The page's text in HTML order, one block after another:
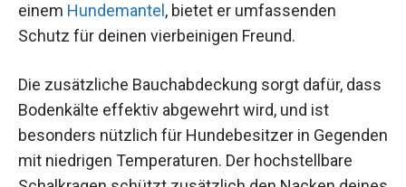
einem Hundemantel , bietet er umfassenden
Schutz für deinen vierbeinigen Freund.
Die zusätzliche Bauchabdeckung sorgt dafür, dass
Bodenkälte effektiv abgewehrt wird, und ist
besonders nützlich für Hundebesitzer in Gegenden
mit niedrigen Temperaturen. Der hochstellbare